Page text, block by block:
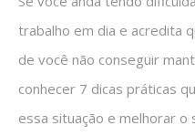
trabalho em dia e acredita
de você não conseguir
conhecer 7 dicas práticas
essa situação e melhorar o